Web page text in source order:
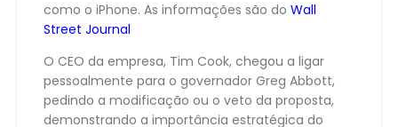
como o iPhone. As informações são do Wall
Street Journal
O CEO da empresa, Tim Cook, chegou a ligar
pessoalmente para o governador Greg Abbott,
pedindo a modificação ou o veto da proposta,
demonstrando a importância estratégica do